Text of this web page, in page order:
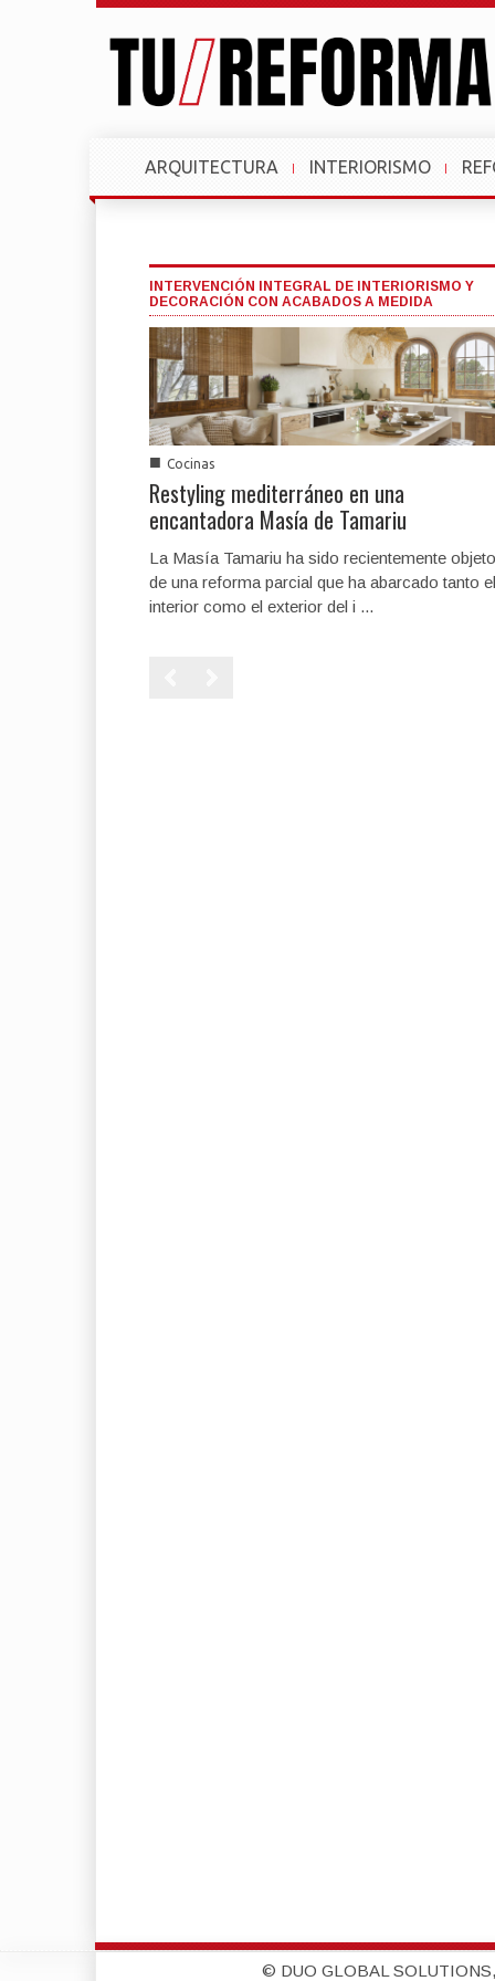
ARQUITECTURA INTERIORISMO
INTERVENCIÓN INTEGRAL DE INTERIORISMO Y
DECORACIÓN CON ACABADOS A MEDIDA
■ Cocinas
Restyling mediterráneo en una
encantadora Masía de Tamariu
La Masía Tamariu ha sido recientemente objeto
de una reforma parcial que ha abarcado tanto el
interior como el exterior del i ...
© DUO GLOBAL